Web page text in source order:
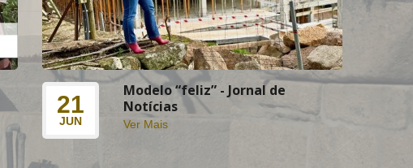
21
JUN
Modelo “feliz” - Jornal de
Notícias
Ver Mais